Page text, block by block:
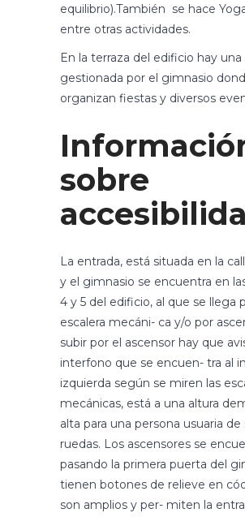
equilibrio).También se hace
entre otras actividades.
En la terraza del edificio hay
gestionada por el gimnasio
organizan fiestas y diversos
sobre
La entrada, está situada en la
y el gimnasio se encuentra en
4 y 5 del edificio, al que se llega
escalera mecáni- ca y/o por
subir por el ascensor hay que
interfono que se encuen- tra al
izquierda según se miren las
mecánicas, está a una altura
alta para una persona usuaria de
ruedas. Los ascensores se
pasando la primera puerta del
tienen botones de relieve en
son amplios y per- miten la